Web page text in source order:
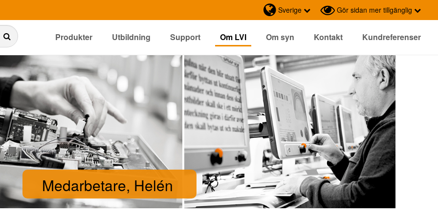
Sverige Gör sidan mer tillgänglig
Produkter Utbildning Support Om LVI Om syn Kontakt
Kundreferenser
Medarbetare, Helén